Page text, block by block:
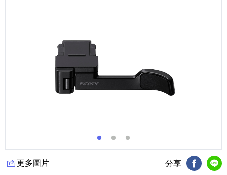
更多圖片 分享
FB分享